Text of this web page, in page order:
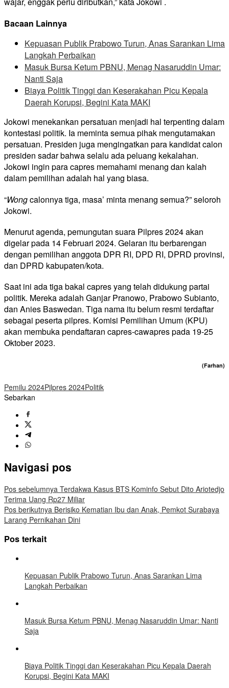
Bacaan Lainnya
Kepuasan Publik Prabowo Turun, Anas Sarankan Lima
Langkah Perbaikan
Masuk Bursa Ketum PBNU, Menag Nasaruddin Umar:
Nanti Saja
Biaya Politik Tinggi dan Keserakahan Picu Kepala
Daerah Korupsi, Begini Kata MAKI
Jokowi menekankan persatuan menjadi hal terpenting dalam
kontestasi politik. Ia meminta semua pihak mengutamakan
persatuan. Presiden juga mengingatkan para kandidat calon
presiden sadar bahwa selalu ada peluang kekalahan.
Jokowi ingin para capres memahami menang dan kalah
dalam pemilihan adalah hal yang biasa.
“Wongcalonnya tiga, masa’ minta menang semua?” seloroh
Jokowi.
Menurut agenda, pemungutan suara Pilpres 2024 akan
digelar pada 14 Februari 2024. Gelaran itu berbarengan
dengan pemilihan anggota DPR RI, DPD RI, DPRD provinsi,
dan DPRD kabupaten/kota.
Saat ini ada tiga bakal capres yang telah didukung partai
politik. Mereka adalah Ganjar Pranowo, Prabowo Subianto,
dan Anies Baswedan. Tiga nama itu belum resmi terdaftar
sebagai peserta pilpres. Komisi Pemilihan Umum (KPU)
akan membuka pendaftaran capres-cawapres pada 19-25
Oktober 2023.
(Farhan)
Pemilu 2024Pilpres 2024Politik
Sebarkan
Navigasi pos
Pos sebelumnya Terdakwa Kasus BTS Kominfo Sebut Dito Ariotedjo
Terima Uang Rp27 Miliar
Pos berikutnya Berisiko Kematian Ibu dan Anak, Pemkot Surabaya
Larang Pernikahan Dini
Pos terkait
Kepuasan Publik Prabowo Turun, Anas Sarankan Lima
Langkah Perbaikan
Masuk Bursa Ketum PBNU, Menag Nasaruddin Umar: Nanti
Saja
Biaya Politik Tinggi dan Keserakahan Picu Kepala Daerah
Korupsi, Begini Kata MAKI